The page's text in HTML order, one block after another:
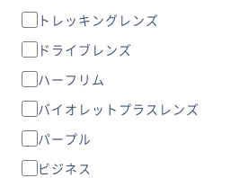
トレッキングレンズ
ドライブレンズ
ハーフリム
バイオレットプラスレンズ
パープル
ビジネス